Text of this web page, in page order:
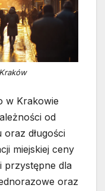
w Krakowie
od
długości
miejskiej ceny
przystępne dla
oraz